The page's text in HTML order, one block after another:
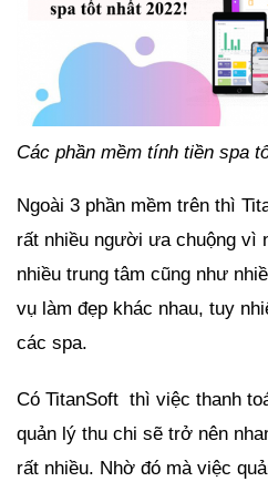
Các phần mềm tính tiền spa
Ngoài 3 phần mềm trên thì
rất nhiều người ưa chuộng vì
nhiều trung tâm cũng như
vụ làm đẹp khác nhau, tuy
các spa.
Có TitanSoft thì việc thanh
quản lý thu chi sẽ trở nên
rất nhiều. Nhờ đó mà việc